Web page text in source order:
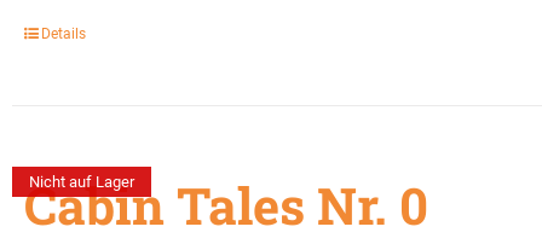
Details
Nicht auf Lager
Cabin Tales Nr. 0